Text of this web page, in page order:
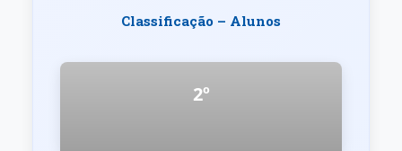
Classificação – Alunos
2º